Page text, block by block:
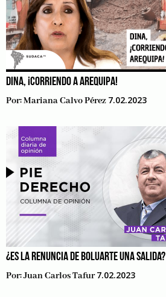
DINA, ¡CORRIENDO A AREQUIPA!
Por:Mariana Calvo Pérez 7.02.2023
¿ES LA RENUNCIA DE BOLUARTE UNA SALIDA?
Por:Juan Carlos Tafur 7.02.2023